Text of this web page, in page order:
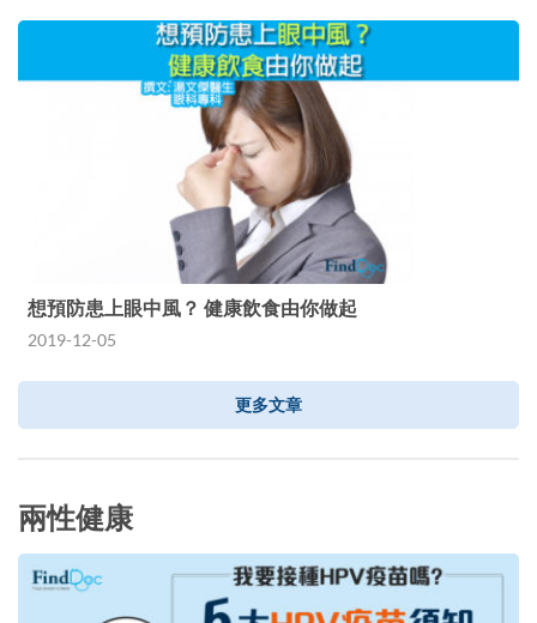
想預防患上眼中風？ 健康飲食由你做起
2019-12-05
更多文章
兩性健康